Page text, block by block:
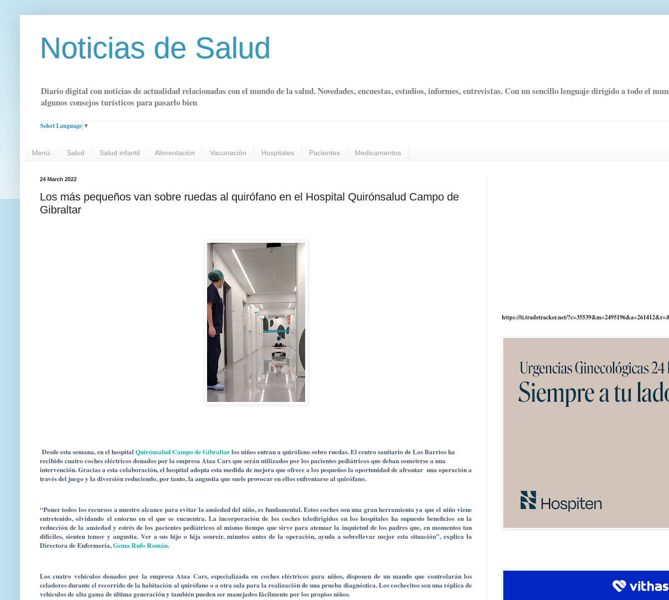
Noticias de Salud
Diario digital con noticias de actualidad relacionadas con el mundo de la salud. Novedades, encuestas, estudios, informes, entrevistas. Con un sencillo lenguaje dirigido a todo el
algunos consejos turísticos para pasarlo bien
Select Language ▼
Menú: Salud Salud infantil Alimentación Vacunación Hospitales Pacientes Medicamentos
24 March 2022
Los más pequeños van sobre ruedas al quirófano en el Hospital Quirónsalud Campo de
Gibraltar
Desde esta semana, en el hospitalQuirónsalud Campo de Gibraltarlos niños entran a quirófano sobre ruedas. El centro sanitario de Los Barrios ha
recibido cuatro coches eléctricos donados por la empresa Ataa Cars que serán utilizados por los pacientes pediátricos que deban someterse a una
intervención. Gracias a esta colaboración, el hospital adopta esta medida de mejora que ofrece a los pequeños la oportunidad de afrontar una operación a
través del juego y la diversión reduciendo, por tanto, la angustia que suele provocar en ellos enfrentarse al quirófano.
“Poner todos los recursos a nuestro alcance para evitar la ansiedad del niño, es fundamental. Estos coches son una gran herramienta ya que el niño viene
entretenido, olvidando el entorno en el que se encuentra. La incorporación de los coches teledirigidos en los hospitales ha supuesto beneficios en la
reducción de la ansiedad y estrés de los pacientes pediátricos al mismo tiempo que sirve para atenuar la inquietud de los padres que, en momentos tan
difíciles, sienten temor y angustia. Ver a sus hijo o hija sonreír, minutos antes de la operación, ayuda a sobrellevar mejor esta situación”, explica la
Directora de Enfermería,Gema Rufo Román.
Los cuatro vehículos donados por la empresa Ataa Cars, especializada en coches eléctricos para niños, disponen de un mando que controlarán los
celadores durante el recorrido de la habitación al quirófano o a otra sala para la realización de una prueba diagnóstica. Los cochecitos son una réplica de
vehículos de alta gama de última generación y también pueden ser manejados fácilmente por los propios niños.
https://ti.tradetracker.net/